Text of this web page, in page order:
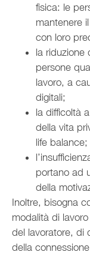
fisica: le
mantenere
con loro
la riduzione
persone
lavoro, a
digitali;
la difficoltà
della vita
life balance;
portano ad
della
Inoltre, bisogna
modalità di
del lavoratore, di
della